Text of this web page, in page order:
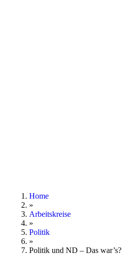
Home
»
Arbeitskreise
»
Politik
»
Politik und ND – Das war’s?